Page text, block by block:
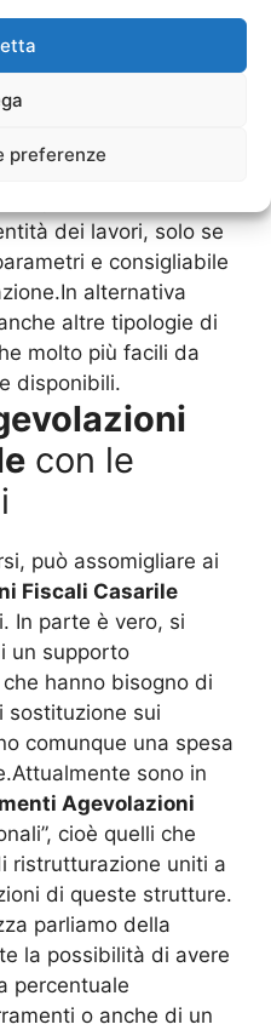
preferenze
poco e a
tra i
, questo è quello
ma come
ci siano dei rispetti
le ditte che
dei lavori, solo se
e consigliabile
alternativa
altre tipologie di
molto più facili da
disponibili.
con le
può assomigliare ai
Fiscali Casarile
In parte è vero, si
un supporto
hanno bisogno di
sostituzione sui
comunque una spesa
sono in
Agevolazioni
cioè quelli che
ristrutturazione uniti a
di queste strutture.
parliamo della
la possibilità di avere
percentuale
o anche di un